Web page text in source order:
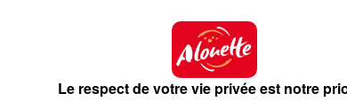
Le respect de votre vie privée est notre